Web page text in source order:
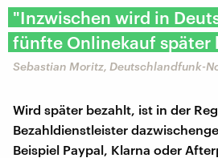
"Inzwischen wird in
fünfte Onlinekauf später
Sebastian Moritz, Deutschlandfunk-
Wird später bezahlt, ist in der
Bezahldienstleister
Beispiel Paypal, Klarna oder